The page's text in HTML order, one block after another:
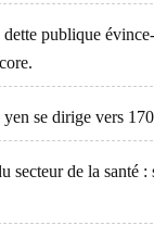
publique
se dirige vers
secteur de la santé :